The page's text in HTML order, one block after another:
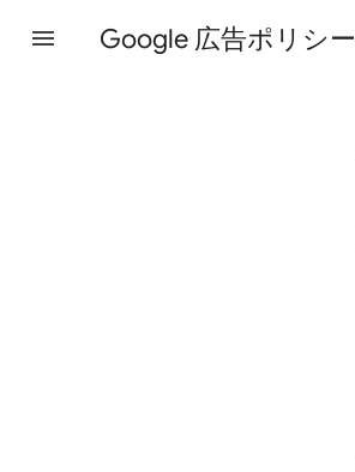
Google 広告ポリシ